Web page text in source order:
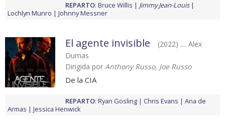
REPARTO: Bruce Willis
Jimmy Jean-Louis
Lochlyn Munro
Johnny Messner
El agente invisible
(2022) .... Alex
Dumas
Dirigida por Anthony Russo, Joe Russo
De la CIA
REPARTO: Ryan Gosling Chris Evans
Ana de
Armas
Jessica Henwick